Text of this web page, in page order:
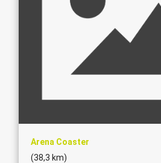
Arena Coaster
(38,3 km)